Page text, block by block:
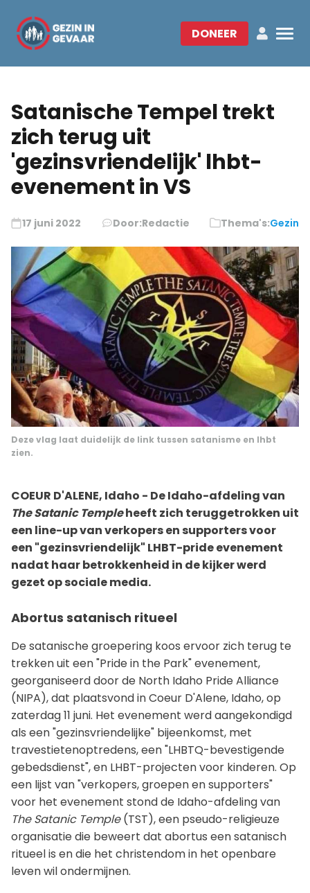
DONEER
Satanische Tempel trekt
zich terug uit
'gezinsvriendelijk' lhbt-
evenement in VS
17 juni 2022 Door:Redactie Thema's:Gezin
Deze vlag laat duidelijk de link tussen satanisme en lhbt
zien.
COEUR D'ALENE, Idaho - De Idaho-afdeling van
The Satanic Templeheeft zich teruggetrokken uit
een line-up van verkopers en supporters voor
een "gezinsvriendelijk" LHBT-pride evenement
nadat haar betrokkenheid in de kijker werd
gezet op sociale media.
Abortus satanisch ritueel
De satanische groepering koos ervoor zich terug te
trekken uit een "Pride in the Park" evenement,
georganiseerd door de North Idaho Pride Alliance
(NIPA), dat plaatsvond in Coeur D'Alene, Idaho, op
zaterdag 11 juni. Het evenement werd aangekondigd
als een "gezinsvriendelijke" bijeenkomst, met
travestietenoptredens, een "LHBTQ-bevestigende
gebedsdienst", en LHBT-projecten voor kinderen. Op
een lijst van "verkopers, groepen en supporters"
voor het evenement stond de Idaho-afdeling van
The Satanic Temple(TST), een pseudo-religieuze
organisatie die beweert dat abortus een satanisch
ritueel is en die het christendom in het openbare
leven wil ondermijnen.